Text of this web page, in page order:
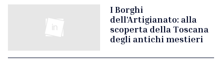
I Borghi
dell’Artigianato: alla
scoperta della Toscana
degli antichi mestieri